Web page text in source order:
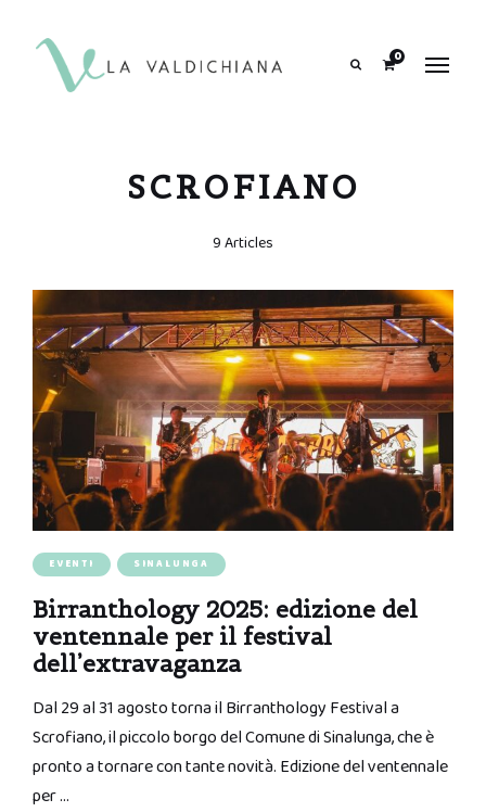
0
SCROFIANO
9 Articles
EVENTI SINALUNGA
Birranthology 2025: edizione del
ventennale per il festival
dell’extravaganza
Dal 29 al 31 agosto torna il Birranthology Festival a
Scrofiano, il piccolo borgo del Comune di Sinalunga, che è
pronto a tornare con tante novità. Edizione del ventennale
per …